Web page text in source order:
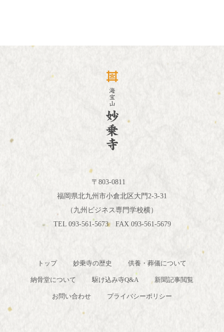
〒803-0811
福岡県北九州市小倉北区大門2-3-31
（九州ビジネス専門学校横）
TEL 093-561-5673 FAX 093-561-5679
トップ 妙乗寺の歴史 供養・葬儀について
納骨堂について 駆け込み寺Q&A 新聞記事閲覧
お問い合わせ プライバシーポリシー